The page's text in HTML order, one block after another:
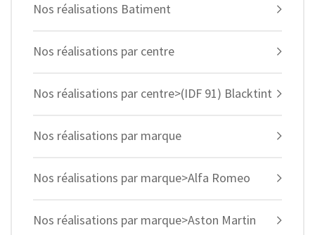
Nos réalisations Batiment
Nos réalisations par centre
Nos réalisations par centre>(IDF 91) Blacktint
Nos réalisations par marque
Nos réalisations par marque>Alfa Romeo
Nos réalisations par marque>Aston Martin